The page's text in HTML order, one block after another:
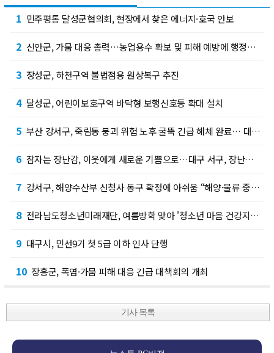
1 민주평통 달성군협의회, 현장에서 찾은 에너지·호국 안보
2 신안군, 가뭄 대응 총력…농업용수 확보 및 피해 예방에 행정력 집중
3 장성군, 하천구역 불법점용 원상복구 추진
4 달성군, 어린이보호구역 바닥형 보행신호등 확대 설치
5 부산 강서구, 죽림동 붕괴 위험 노후 굴뚝 긴급 해체 완료… 대피 주민 안전하게 일상 복귀…
6 잠자는 장난감, 이웃에게 새로운 기쁨으로…대구 서구, 장난감 기부·나눔 사업 추진
7 강서구, 해양수산부 신청사 동구 확정에 아쉬움 “해양·물류 중심도시 강서의 도전은 계속된다…
8 전라남도청소년미래재단, 여름방학 맞아 '청소년 마음 건강지킴이 버스' 출동
9 대구시, 민선9기 첫 5급 이하 인사 단행
10 장흥군, 폭염·가뭄 피해 대응 긴급 대책회의 개최
기사 목록